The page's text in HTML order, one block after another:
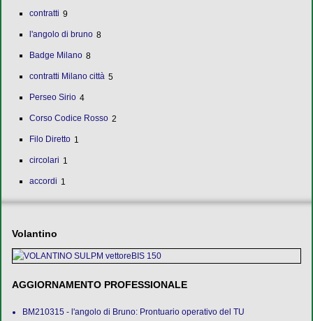
contratti 9
l'angolo di bruno 8
Badge Milano 8
contratti Milano città 5
Perseo Sirio 4
Corso Codice Rosso 2
Filo Diretto 1
circolari 1
accordi 1
Volantino
AGGIORNAMENTO PROFESSIONALE
BM210315 - l'angolo di Bruno: Prontuario operativo del TU